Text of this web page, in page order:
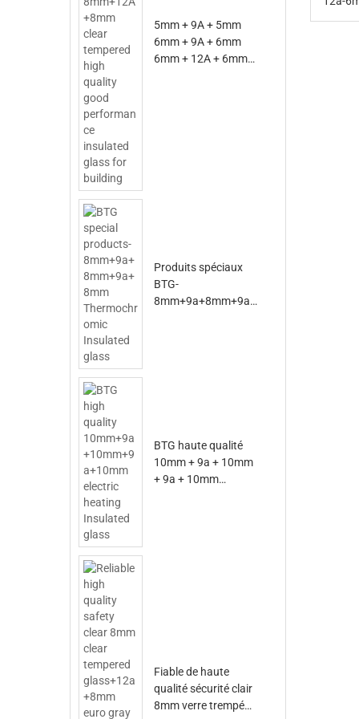
5mm + 9A + 5mm
6mm + 9A + 6mm
6mm + 12A + 6mm
Produits spéciaux
BTG-
8mm+9a+8mm+9a+
BTG haute qualité
10mm + 9a + 10mm
+ 9a + 10mm
Fiable de haute
qualité sécurité clair
8mm verre trempé